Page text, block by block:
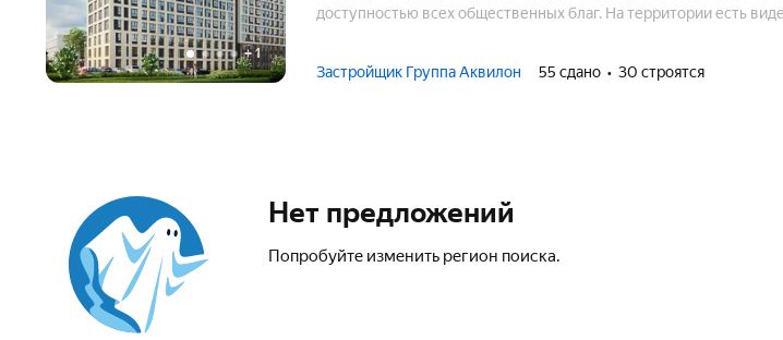
доступностью всех общественных благ. На территории есть
Застройщик Группа Аквилон
55 сдано 30 строятся
+1
Нет предложений
Попробуйте изменить регион поиска.